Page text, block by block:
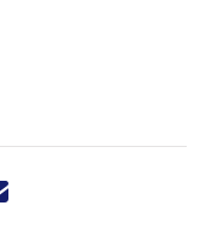
via X -
dit nieuwsbericht via
dit nieuwsbericht
Deel dit